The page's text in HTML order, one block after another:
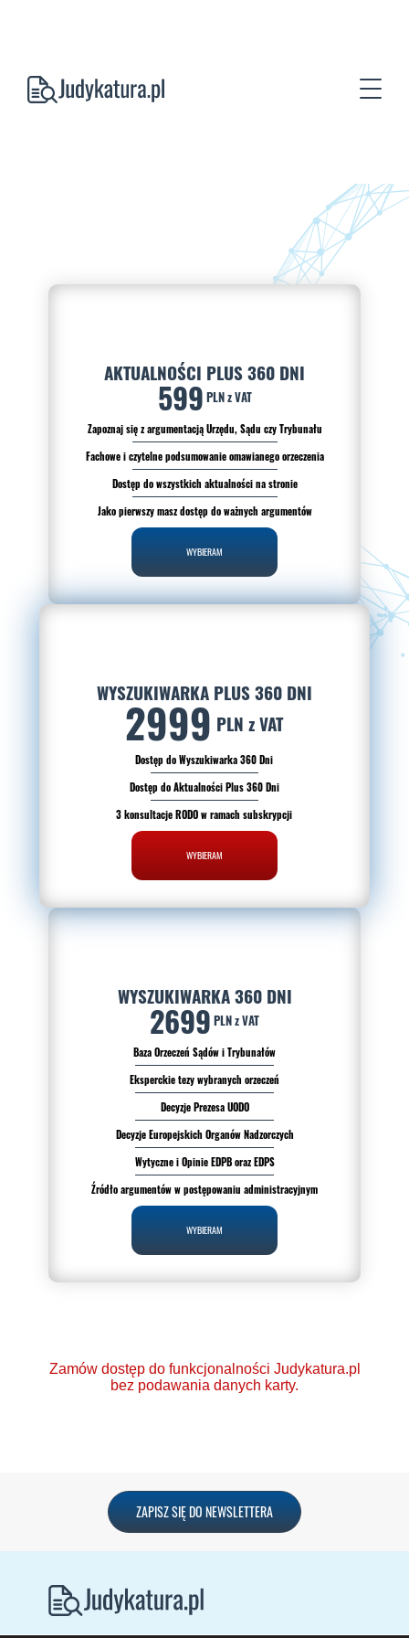
AKTUALNOŚCI PLUS 360 DNI
599 PLN z VAT
Zapoznaj się z argumentacją Urzędu, Sądu czy Trybunału
Fachowe i czytelne podsumowanie omawianego orzeczenia
Dostęp do wszystkich aktualności na stronie
Jako pierwszy masz dostęp do ważnych argumentów
WYBIERAM
WYSZUKIWARKA PLUS 360 DNI
2999 PLN z VAT
Dostęp do Wyszukiwarka 360 Dni
Dostęp do Aktualności Plus 360 Dni
3 konsultacje RODO w ramach subskrypcji
WYBIERAM
WYSZUKIWARKA 360 DNI
2699 PLN z VAT
Baza Orzeczeń Sądów i Trybunałów
Eksperckie tezy wybranych orzeczeń
Decyzje Prezesa UODO
Decyzje Europejskich Organów Nadzorczych
Wytyczne i Opinie EDPB oraz EDPS
Źródło argumentów w postępowaniu administracyjnym
WYBIERAM
Zamów dostęp do funkcjonalności Judykatura.pl
bez podawania danych karty.
Ponad 2000 orzeczeń
o Ochronie Danych
Codzienna aktualizacja
ZAPISZ SIĘ DO NEWSLETTERA